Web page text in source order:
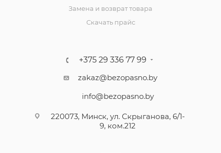
Замена и возврат товара
Скачать прайс
+375 29 336 77 99
zakaz@bezopasno.by
info@bezopasno.by
220073, Минск, ул. Скрыганова, 6/1-
9, ком.212